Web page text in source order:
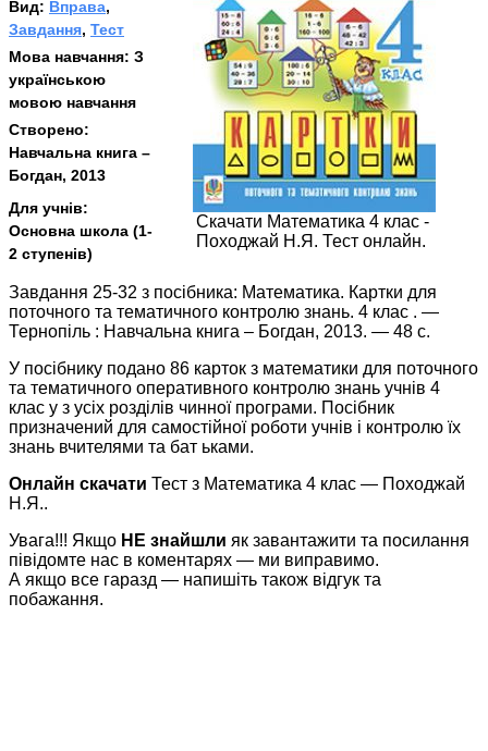
Скачати Математика 4 клас -
Походжай Н.Я. Тест онлайн.
Вид: Вправа,
Завдання, Тест
Мова навчання: З
українською
мовою навчання
Створено:
Навчальна книга –
Богдан, 2013
Для учнів:
Основна школа (1-
2 ступенів)
Завдання 25-32 з посібника: Математика. Картки для
поточного та тематичного контролю знань. 4 клас . —
Тернопіль : Навчальна книга – Богдан, 2013. — 48 с.
У посібнику подано 86 карток з математики для поточного
та тематичного оперативного контролю знань учнів 4
клас у з усіх розділів чинної програми. Посібник
призначений для самостійної роботи учнів і контролю їх
знань вчителями та бат ьками.
Онлайн скачати Тест з Математика 4 клас — Походжай
Н.Я..
Увага!!! Якщо НЕ знайшли як завантажити та посилання
півідомте нас в коментарях — ми виправимо.
А якщо все гаразд — напишіть також відгук та
побажання.